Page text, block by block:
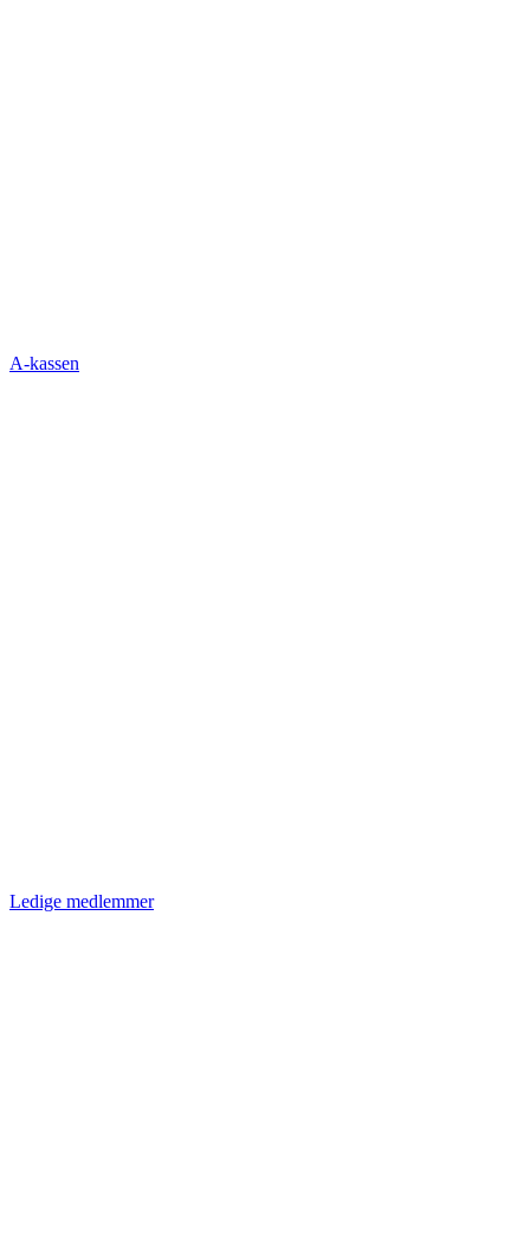
A-kassen
Ledige medlemmer